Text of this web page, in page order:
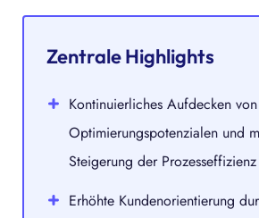
Zentrale Highlights
Kontinuierliches Aufdecken von
Optimierungspotenzialen und
Steigerung der Prozesseffizienz
Erhöhte Kundenorientierung